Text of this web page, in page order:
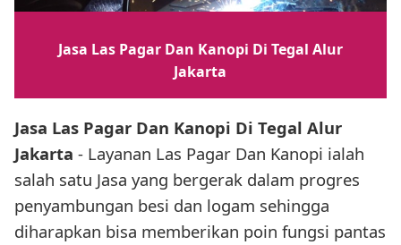
Jasa Las Pagar Dan Kanopi Di Tegal Alur
Jakarta
Jasa Las Pagar Dan Kanopi Di Tegal Alur
Jakarta - Layanan Las Pagar Dan Kanopi ialah
salah satu Jasa yang bergerak dalam progres
penyambungan besi dan logam sehingga
diharapkan bisa memberikan poin fungsi pantas